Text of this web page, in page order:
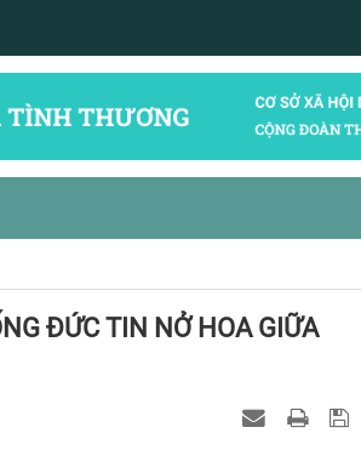
ĐỨC TIN NỞ HOA GIỮA